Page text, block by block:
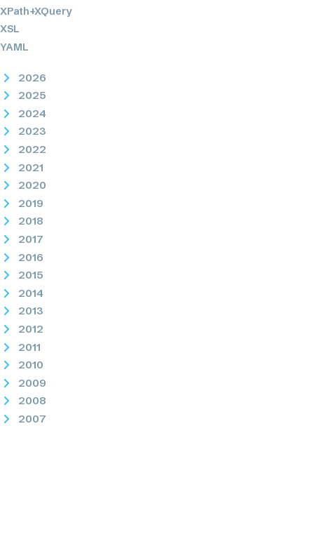
XPath+XQuery
XSL
YAML
2026
2025
2024
2023
2022
2021
2020
2019
2018
2017
2016
2015
2014
2013
2012
2011
2010
2009
2008
2007